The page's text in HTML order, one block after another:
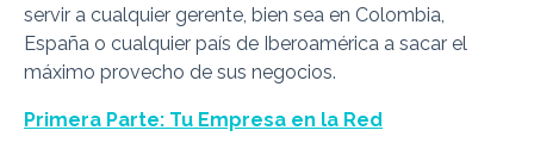
servir a cualquier gerente, bien sea en Colombia,
España o cualquier país de Iberoamérica a sacar el
máximo provecho de sus negocios.
Primera Parte: Tu Empresa en la Red